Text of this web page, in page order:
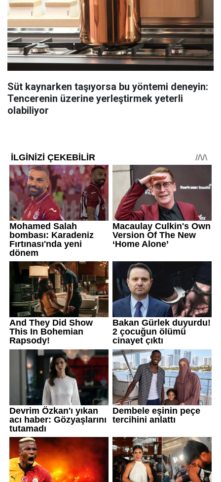
Süt kaynarken taşıyorsa bu yöntemi deneyin:
Tencerenin üzerine yerleştirmek yeterli
olabiliyor